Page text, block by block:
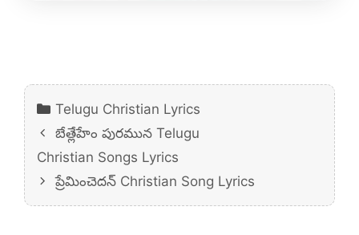
Categories
Telugu Christian Lyrics
బేత్లేహేం పురమున Telugu
Christian Songs Lyrics
ప్రేమించెదన్ Christian Song Lyrics